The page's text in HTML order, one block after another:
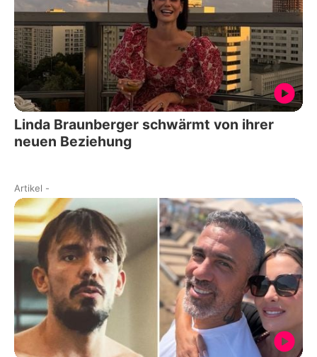
Linda Braunberger schwärmt von ihrer
neuen Beziehung
Artikel -